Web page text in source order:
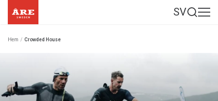
SV
Hem / Crowded House